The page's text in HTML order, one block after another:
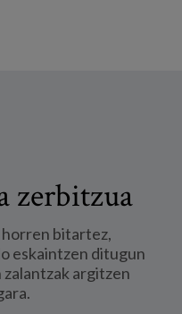
zerbitzua
horren bitartez,
eskaintzen ditugun
argitzen